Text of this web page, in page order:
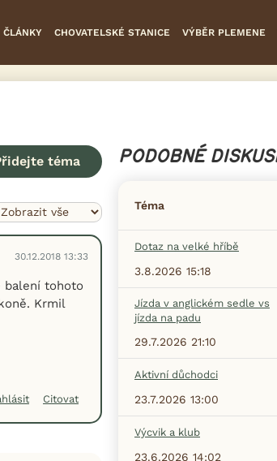
ČLÁNKY CHOVATELSKÉ STANICE VÝBĚR PLEMENE
téma
30.12.2018 13:33
balení tohoto
Krmil
Citovat
PODOBNÉ
Téma
Dotaz na velké hříbě
3.8.2026 15:18
Jízda v anglickém sedle vs
jízda na padu
29.7.2026 21:10
Aktivní důchodci
23.7.2026 13:00
Výcvik a klub
23.6.2026 14:02